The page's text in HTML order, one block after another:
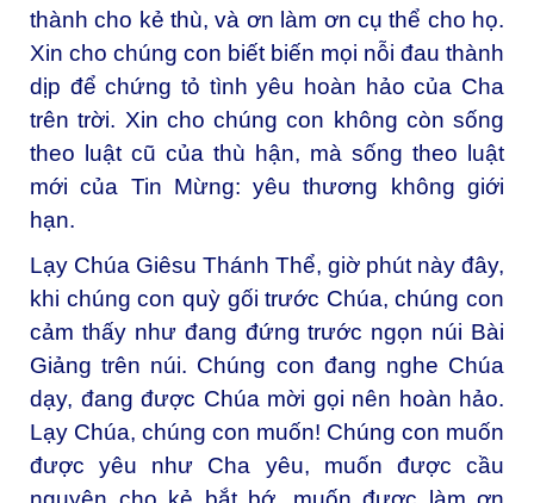
thành cho kẻ thù, và ơn làm ơn cụ thể cho họ.
Xin cho chúng con biết biến mọi nỗi đau thành
dịp để chứng tỏ tình yêu hoàn hảo của Cha
trên trời. Xin cho chúng con không còn sống
theo luật cũ của thù hận, mà sống theo luật
mới của Tin Mừng: yêu thương không giới
hạn.
Lạy Chúa Giêsu Thánh Thể, giờ phút này đây,
khi chúng con quỳ gối trước Chúa, chúng con
cảm thấy như đang đứng trước ngọn núi Bài
Giảng trên núi. Chúng con đang nghe Chúa
dạy, đang được Chúa mời gọi nên hoàn hảo.
Lạy Chúa, chúng con muốn! Chúng con muốn
được yêu như Cha yêu, muốn được cầu